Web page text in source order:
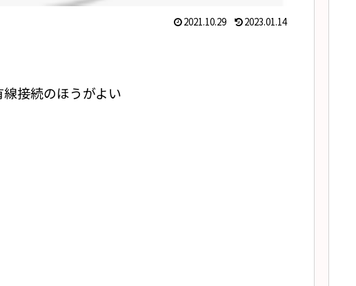
2021.10.29 2023.01.14
接続のほうがよい